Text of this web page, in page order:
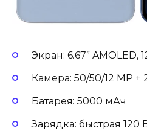
Экран: 6.67” AMOLED,
Камера: 50/50/12 MP +
Батарея: 5000 мАч
Зарядка: быстрая 120